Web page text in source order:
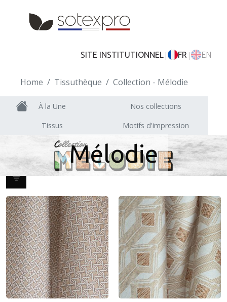
Skip to main content
SITE INSTITUTIONNEL| FR | EN
Home Tissuthèque Collection - Mélodie
À la Une
Nos collections
Tissus
Motifs d'impression
Mélodie